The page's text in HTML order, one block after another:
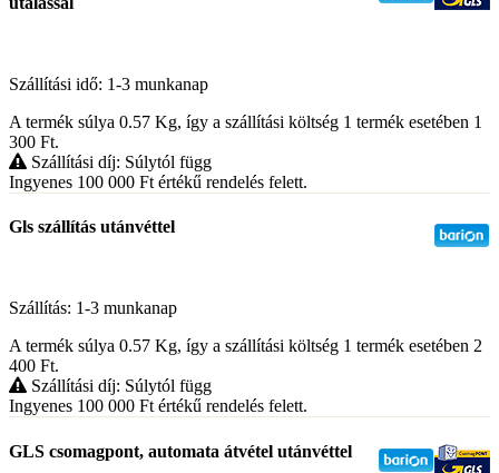
Szállítási idő: 1-3 munkanap
A termék súlya 0.57 Kg, így a szállítási költség 1 termék esetében 1
300 Ft.
Szállítási díj: Súlytól függ
Ingyenes 100 000 Ft értékű rendelés felett.
Gls szállítás utánvéttel
Szállítás: 1-3 munkanap
A termék súlya 0.57 Kg, így a szállítási költség 1 termék esetében 2
400 Ft.
Szállítási díj: Súlytól függ
Ingyenes 100 000 Ftértékű rendelés felett.
GLS csomagpont, automata átvétel utánvéttel